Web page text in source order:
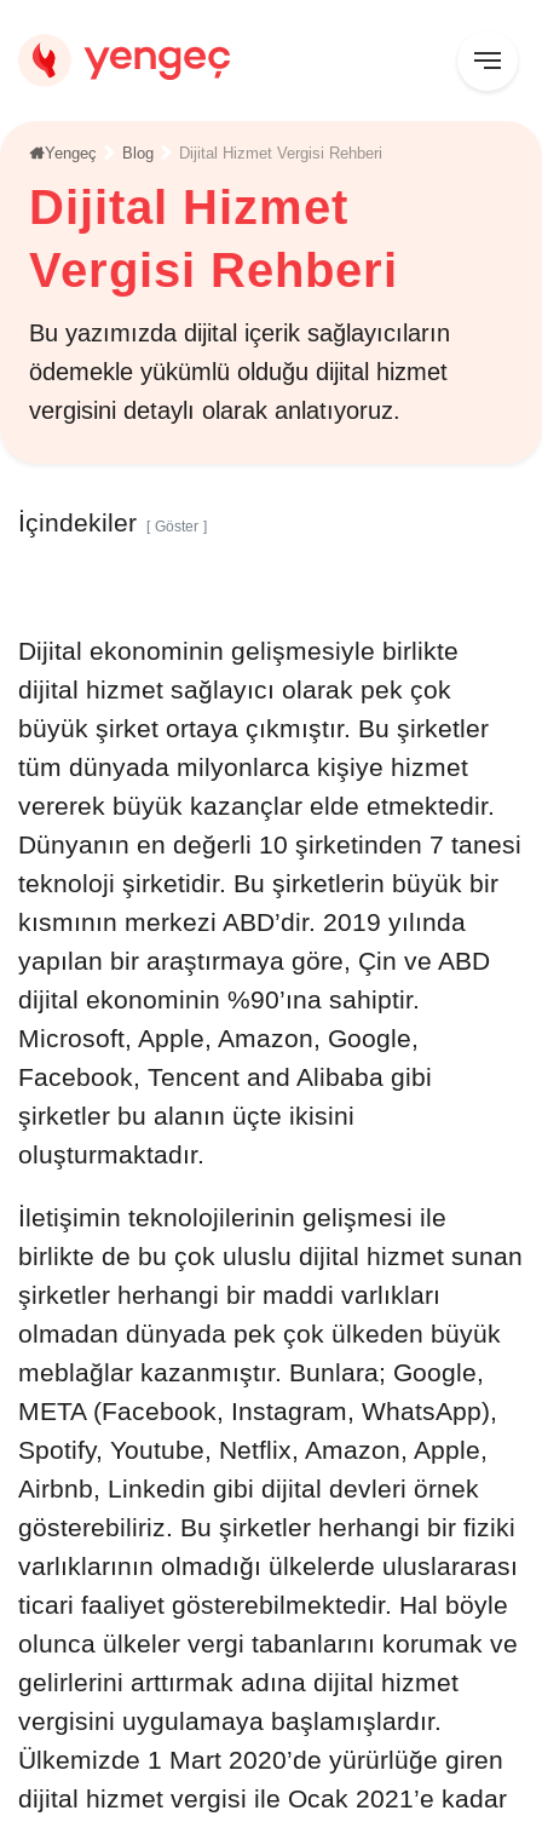
Yengeç Blog Dijital Hizmet Vergisi Rehberi
Dijital Hizmet
Vergisi Rehberi
Bu yazımızda dijital içerik sağlayıcıların
ödemekle yükümlü olduğu dijital hizmet
vergisini detaylı olarak anlatıyoruz.
Dijital ekonominin gelişmesiyle birlikte
dijital hizmet sağlayıcı olarak pek çok
büyük şirket ortaya çıkmıştır. Bu şirketler
tüm dünyada milyonlarca kişiye hizmet
vererek büyük kazançlar elde etmektedir.
Dünyanın en değerli 10 şirketinden 7 tanesi
teknoloji şirketidir. Bu şirketlerin büyük bir
kısmının merkezi ABD’dir. 2019 yılında
yapılan bir araştırmaya göre, Çin ve ABD
dijital ekonominin %90’ına sahiptir.
Microsoft, Apple, Amazon, Google,
Facebook, Tencent and Alibaba gibi
şirketler bu alanın üçte ikisini
oluşturmaktadır.
İletişimin teknolojilerinin gelişmesi ile
birlikte de bu çok uluslu dijital hizmet sunan
şirketler herhangi bir maddi varlıkları
olmadan dünyada pek çok ülkeden büyük
meblağlar kazanmıştır. Bunlara; Google,
META (Facebook, Instagram, WhatsApp),
Spotify, Youtube, Netflix, Amazon, Apple,
Airbnb, Linkedin gibi dijital devleri örnek
gösterebiliriz. Bu şirketler herhangi bir fiziki
varlıklarının olmadığı ülkelerde uluslararası
ticari faaliyet gösterebilmektedir. Hal böyle
olunca ülkeler vergi tabanlarını korumak ve
gelirlerini arttırmak adına dijital hizmet
vergisini uygulamaya başlamışlardır.
Ülkemizde 1 Mart 2020’de yürürlüğe giren
dijital hizmet vergisi ile Ocak 2021’e kadar
İçindekiler Göster